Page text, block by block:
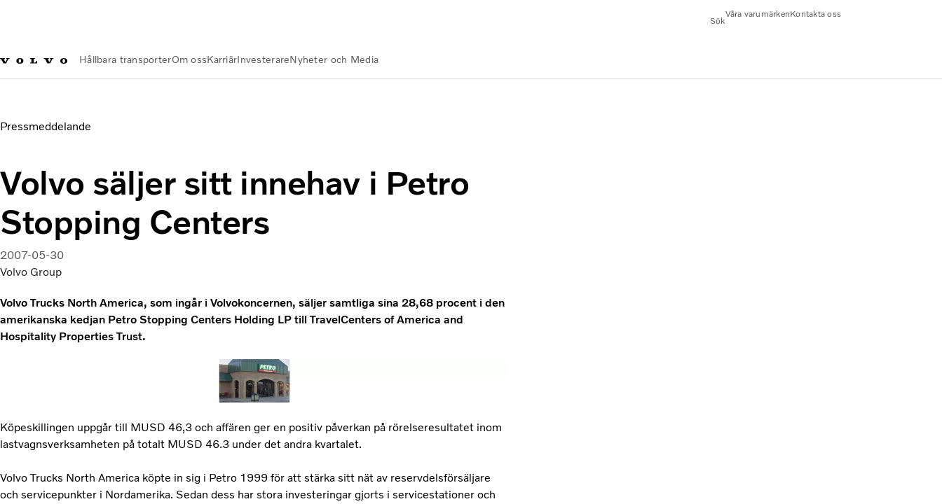
Sök
Våra varumärkenKontakta oss
Hållbara transporterOm ossKarriärInvesterareNyheter och Media
Pressmeddelande
Volvo säljer sitt innehav i Petro
Stopping Centers
2007-05-30
Volvo Group
Volvo Trucks North America, som ingår i Volvokoncernen, säljer samtliga sina 28,68 procent i den
amerikanska kedjan Petro Stopping Centers Holding LP till TravelCenters of America and
Hospitality Properties Trust.
Köpeskillingen uppgår till MUSD 46,3 och affären ger en positiv påverkan på rörelseresultatet inom
lastvagnsverksamheten på totalt MUSD 46.3 under det andra kvartalet.
Volvo Trucks North America köpte in sig i Petro 1999 för att stärka sitt nät av reservdelsförsäljare
och servicepunkter i Nordamerika. Sedan dess har stora investeringar gjorts i servicestationer och